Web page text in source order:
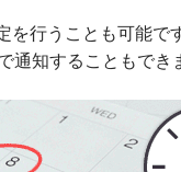
を行うことも可能で
通知することもでき